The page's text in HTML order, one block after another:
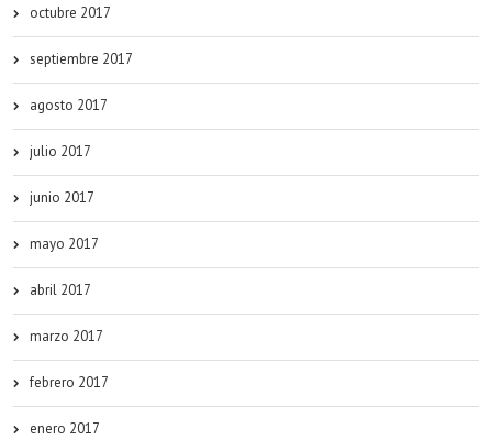
octubre 2017
septiembre 2017
agosto 2017
julio 2017
junio 2017
mayo 2017
abril 2017
marzo 2017
febrero 2017
enero 2017